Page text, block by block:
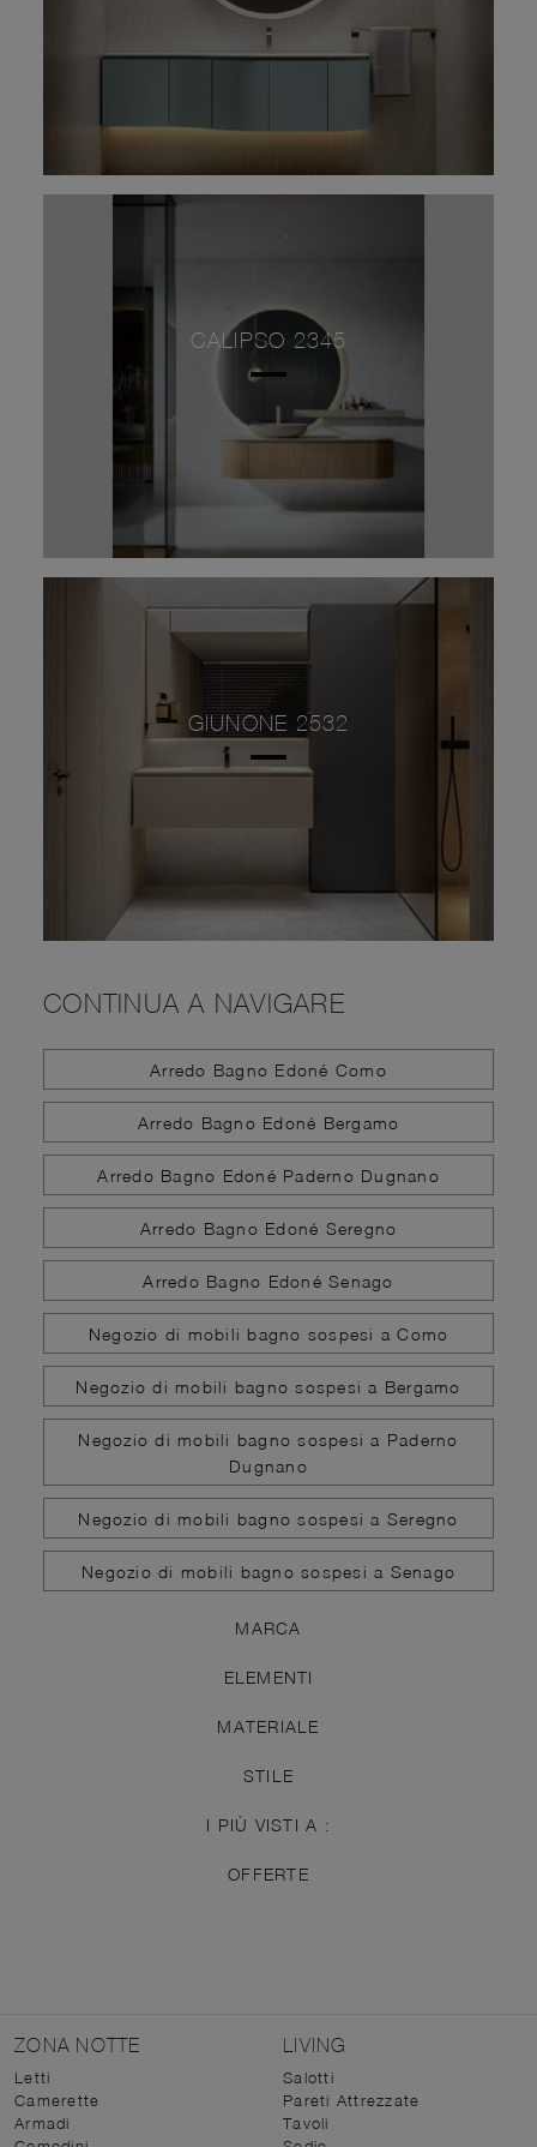
CALIPSO 2345
GIUNONE 2532
CONTINUA A NAVIGARE
Arredo Bagno Edoné Como
Arredo Bagno Edoné Bergamo
Arredo Bagno Edoné Paderno Dugnano
Arredo Bagno Edoné Seregno
Arredo Bagno Edoné Senago
Negozio di mobili bagno sospesi a Como
Negozio di mobili bagno sospesi a Bergamo
Negozio di mobili bagno sospesi a Paderno
Dugnano
Negozio di mobili bagno sospesi a Seregno
Negozio di mobili bagno sospesi a Senago
MARCA
ELEMENTI
MATERIALE
STILE
I PIÙ VISTI A :
OFFERTE
ZONA NOTTE
Letti
Camerette
Armadi
LIVING
Salotti
Pareti Attrezzate
Tavoli